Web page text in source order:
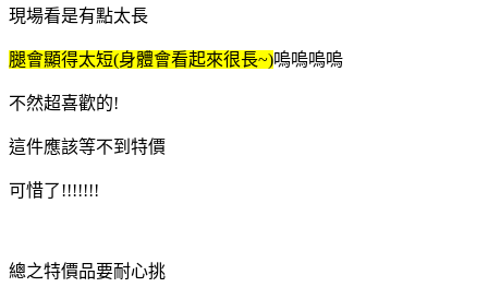
現場看是有點太長
腿會顯得太短(身體會看起來很長~)嗚嗚嗚嗚
不然超喜歡的!
這件應該等不到特價
可惜了!!!!!!!
總之特價品要耐心挑